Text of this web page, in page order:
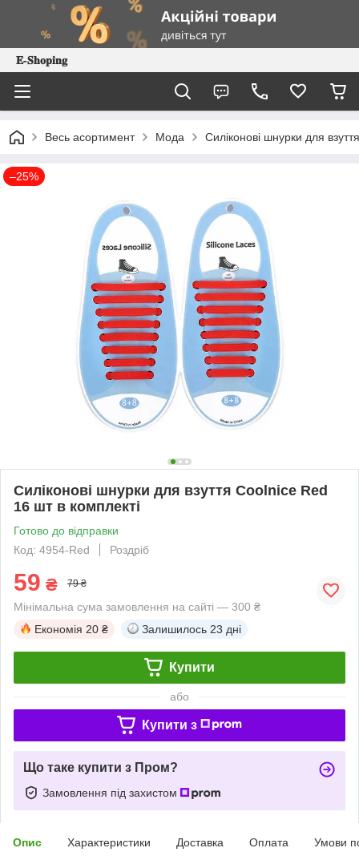
𝐄-𝐒𝐡𝐨𝐩𝐢𝐧𝐠
Весь асортимент Мода Силіконові шнурки для
–25%
Силіконові шнурки для взуття Coolnice Red
16 шт в комплекті
Готово до відправки
Код: 4954-Red
Роздріб
59 ₴ 79 ₴
Мінімальна сума замовлення на сайті — 300 ₴
Економія 20 ₴ Залишилось 23 дні
Купити
або
Купити з
Що таке купити з Пром?
Замовлення під захистом
Опис Характеристики Доставка Оплата Умови